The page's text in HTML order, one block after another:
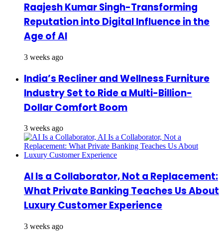
Raajesh Kumar Singh-Transforming
Reputation into Digital Influence in the
Age of AI
3 weeks ago
India’s Recliner and Wellness Furniture
Industry Set to Ride a Multi-Billion-
Dollar Comfort Boom
3 weeks ago
AI Is a Collaborator, Not a Replacement:
What Private Banking Teaches Us About
Luxury Customer Experience
3 weeks ago